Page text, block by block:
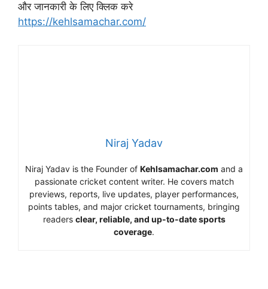
और जानकारी के लिए क्लिक करे
https://kehlsamachar.com/
Niraj Yadav
Niraj Yadav is the Founder of Kehlsamachar.com and a
passionate cricket content writer. He covers match
previews, reports, live updates, player performances,
points tables, and major cricket tournaments, bringing
readers clear, reliable, and up-to-date sports
coverage.